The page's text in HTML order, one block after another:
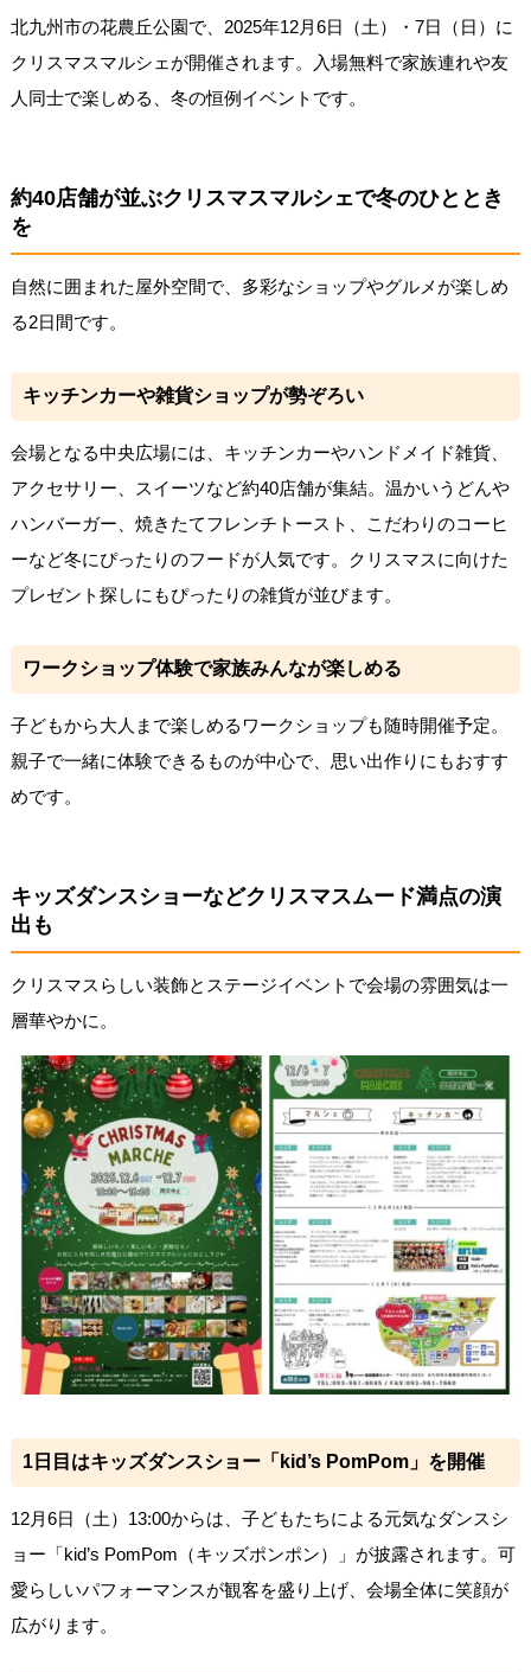
北九州市の花農丘公園で、2025年12月6日（土）・7日（日）に
クリスマスマルシェが開催されます。入場無料で家族連れや友
人同士で楽しめる、冬の恒例イベントです。
約40店舗が並ぶクリスマスマルシェで冬のひととき
を
自然に囲まれた屋外空間で、多彩なショップやグルメが楽しめ
る2日間です。
キッチンカーや雑貨ショップが勢ぞろい
会場となる中央広場には、キッチンカーやハンドメイド雑貨、
アクセサリー、スイーツなど約40店舗が集結。温かいうどんや
ハンバーガー、焼きたてフレンチトースト、こだわりのコーヒ
ーなど冬にぴったりのフードが人気です。クリスマスに向けた
プレゼント探しにもぴったりの雑貨が並びます。
ワークショップ体験で家族みんなが楽しめる
子どもから大人まで楽しめるワークショップも随時開催予定。
親子で一緒に体験できるものが中心で、思い出作りにもおすす
めです。
キッズダンスショーなどクリスマスムード満点の演
出も
クリスマスらしい装飾とステージイベントで会場の雰囲気は一
層華やかに。
1日目はキッズダンスショー「kid’s PomPom」を開催
12月6日（土）13:00からは、子どもたちによる元気なダンスシ
ョー「kid’s PomPom（キッズポンポン）」が披露されます。可
愛らしいパフォーマンスが観客を盛り上げ、会場全体に笑顔が
広がります。